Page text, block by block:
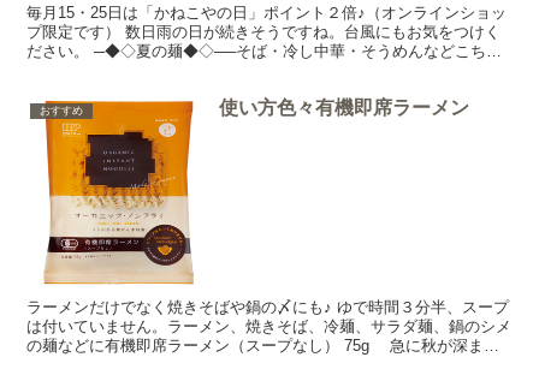
毎月15・25日は「かねこやの日」ポイント２倍♪（オンラインショッ
プ限定です） 数日雨の日が続きそうですね。台風にもお気をつけく
ださい。 ─◆◇夏の麺◆◇──そば・冷し中華・そうめんなどこちら
おすすめ 使い方色々有機即席ラーメン
ラーメンだけでなく焼きそばや鍋の〆にも♪ ゆで時間３分半、スープ
は付いていません。ラーメン、焼きそば、冷麺、サラダ麺、鍋のシメ
の麺などに有機即席ラーメン（スープなし） 75g 急に秋が深まっ